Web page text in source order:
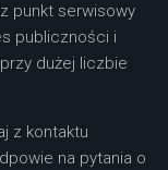
punkt serwisowy
publiczności i
dużej liczbie
z kontaktu
na pytania o